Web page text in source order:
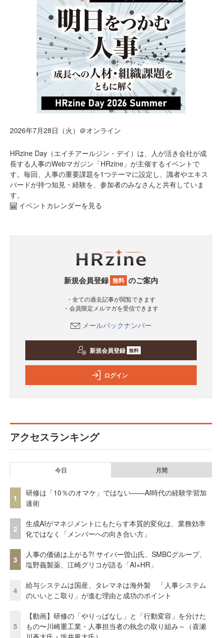
2026年7月28日（火）＠オンライン
HRzine Day（エイチアールジン・デイ）は、人が活き会社が成
長する人事のWebマガジン「HRzine」が主催するイベントで
す。毎回、人事の重要課題を1つテーマに設定し、識者やエキス
パードが持つ知見・経験を、参加者のみなさんと共有していま
す。
イベントカレンダーを見る
新規会員登録 無料 のご案内
・全ての過去記事が閲覧できます
・会員限定メルマガを受信できます
メールバックナンバー
新規会員登録 無料
ログイン
アクセスランキング
今日 月間
1
研修は「10％のオマケ」ではない——AI時代の経験学習加
速術
2
生成AIがマネジメントにもたらす本質的変化は、業務効率
化ではなく「メンバーへの向き合い方」
3
人事の価値は上がる?! サイバー曽山氏、SMBCグループ、
塩野義製薬、江崎グリコが語る「AI×HR」
4
給与システムは国産、タレマネは海外製 「人事システム
のいいとこ取り」が進む理由と成功のポイント
5
【動画】研修の「やりっぱなし」と「行動変容」を分けた
もの〜川崎重工業・人事担当者の執念の取り組み～（喜瀬